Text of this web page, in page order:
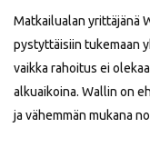
Matkailualan yrittäjänä
pystyttäisiin tukemaan
vaikka rahoitus ei
alkuaikoina. Wallin on
ja vähemmän mukana